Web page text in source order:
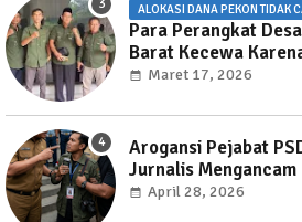
ALOKASI DANA PEKON TIDAK
Para Perangkat
Barat Kecewa
Maret 17, 2026
Arogansi Pejabat
Jurnalis Mengancam
April 28, 2026